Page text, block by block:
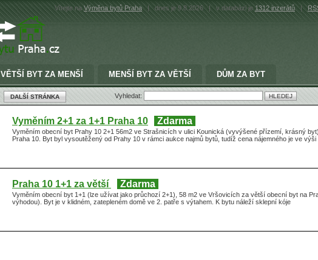
Vítejte naVýměna bytů Praha | dnes je 9.8.2026 | v databázi je1312 inzerátů |
VĚTŠÍ BYT ZA MENŠÍ MENŠÍ BYT ZA VĚTŠÍ DŮM ZA BYT
DALŠÍ STRÁNKA Vyhledat:
Vyměním 2+1 za 1+1 Praha 10 Zdarma
Vyměním obecní byt Prahy 10 2+1 56m2 ve Strašnicích v ulici Kounická (vyvýšené přízemí, krásný
Praha 10. Byt byl vysoutěžený od Prahy 10 v rámci aukce najmů bytů, tudíž cena nájemného je ve výši
Praha 10 1+1 za větší Zdarma
Vyměním obecní byt 1+1 (lze užívat jako průchozí 2+1), 58 m2 ve Vršovicích za větší obecní byt na
výhodou). Byt je v klidném, zatepleném domě ve 2. patře s výtahem. K bytu náleží sklepní kóje